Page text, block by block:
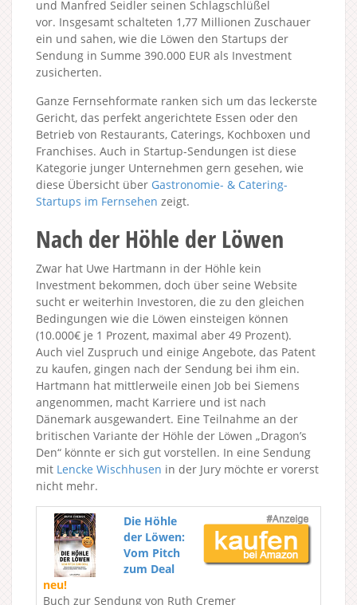
und Manfred Seidler seinen Schlagschlüßel
vor. Insgesamt schalteten 1,77 Millionen Zuschauer
ein und sahen, wie die Löwen den Startups der
Sendung in Summe 390.000 EUR als Investment
zusicherten.
Ganze Fernsehformate ranken sich um das leckerste
Gericht, das perfekt angerichtete Essen oder den
Betrieb von Restaurants, Caterings, Kochboxen und
Franchises. Auch in Startup-Sendungen ist diese
Kategorie junger Unternehmen gern gesehen, wie
diese Übersicht über Gastronomie- & Catering-
Startups im Fernsehen zeigt.
Nach der Höhle der Löwen
Zwar hat Uwe Hartmann in der Höhle kein
Investment bekommen, doch über seine Website
sucht er weiterhin Investoren, die zu den gleichen
Bedingungen wie die Löwen einsteigen können
(10.000€ je 1 Prozent, maximal aber 49 Prozent).
Auch viel Zuspruch und einige Angebote, das Patent
zu kaufen, gingen nach der Sendung bei ihm ein.
Hartmann hat mittlerweile einen Job bei Siemens
angenommen, macht Karriere und ist nach
Dänemark ausgewandert. Eine Teilnahme an der
britischen Variante der Höhle der Löwen „Dragon’s
Den“ könnte er sich gut vorstellen. In eine Sendung
mit Lencke Wischhusen in der Jury möchte er vorerst
nicht mehr.
Die Höhle
der Löwen:
Vom Pitch
zum Deal
neu!
Buch zur Sendung von Ruth Cremer